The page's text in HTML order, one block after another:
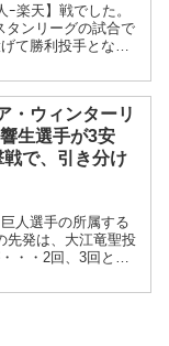
楽天】戦でした。
タンリーグの試合で
て勝利投手となっ
・ウィンターリ
生選手が3安
で、引き分け
人選手の所属する
先発は、大江竜聖投
・・2回、3回と捕